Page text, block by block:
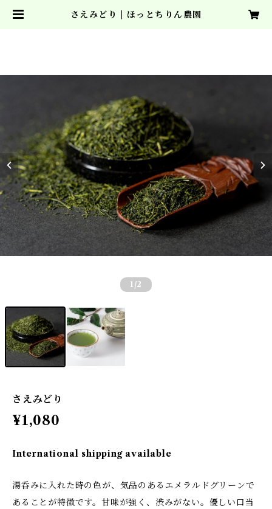
さえみどり | ほっとちりん農園
1 /2
さえみどり
¥1,080
International shipping available
湯呑みに入れた時の色が、気品のあるエメラルドグリーンで
あることが特徴です。甘味が強く、渋みがない。優しい口当